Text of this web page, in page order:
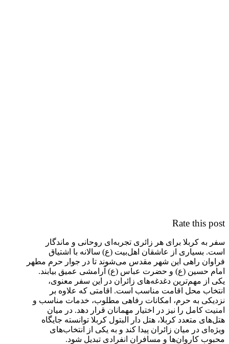
Rate this post
سفر به کربلا برای هر زائری تجربه‌ای روحانی و ماندگار
است. بسیاری از عاشقان اهل‌بیت (ع) سالانه با اشتیاق
فراوان راهی این شهر مقدس می‌شوند تا در جوار حرم مطهر
امام حسین (ع) و حضرت عباس (ع) آرامشی عمیق بیابند.
یکی از مهم‌ترین دغدغه‌های زائران در این سفر معنوی،
انتخاب محل اقامت مناسب است. اقامتی که علاوه بر
نزدیکی به حرم، امکانات رفاهی مطلوب، خدمات مناسب و
امنیت کامل را نیز در اختیار مهمانان قرار دهد. در میان
هتل‌های متعدد کربلا، هتل دار البتول کربلا توانسته جایگاه
ویژه‌ای در میان زائران پیدا کند و به یکی از انتخاب‌های
محبوب کاروان‌ها و مسافران انفرادی تبدیل شود.